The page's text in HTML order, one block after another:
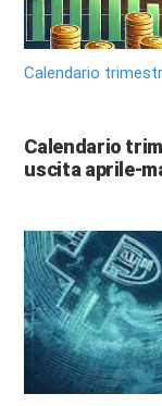
Calendario
Calendario
uscita aprile-